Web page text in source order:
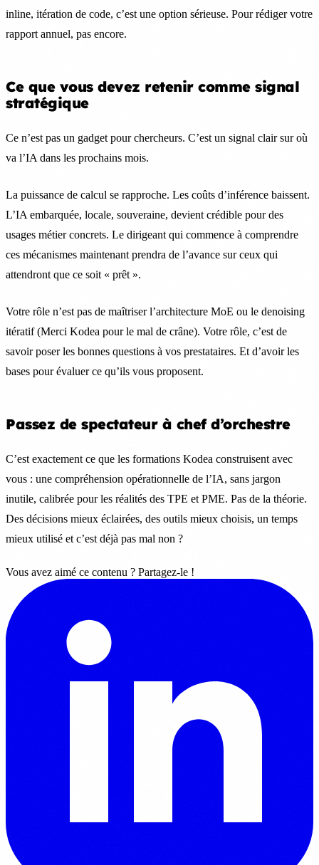
inline, itération de code, c’est une option sérieuse. Pour rédiger votre
rapport annuel, pas encore.
Ce que vous devez retenir comme signal
stratégique
Ce n’est pas un gadget pour chercheurs. C’est un signal clair sur où
va l’IA dans les prochains mois.
La puissance de calcul se rapproche. Les coûts d’inférence baissent.
L’IA embarquée, locale, souveraine, devient crédible pour des
usages métier concrets. Le dirigeant qui commence à comprendre
ces mécanismes maintenant prendra de l’avance sur ceux qui
attendront que ce soit « prêt ».
Votre rôle n’est pas de maîtriser l’architecture MoE ou le denoising
itératif (Merci Kodea pour le mal de crâne). Votre rôle, c’est de
savoir poser les bonnes questions à vos prestataires. Et d’avoir les
bases pour évaluer ce qu’ils vous proposent.
Passez de spectateur à chef d’orchestre
C’est exactement ce que les formations Kodea construisent avec
vous : une compréhension opérationnelle de l’IA, sans jargon
inutile, calibrée pour les réalités des TPE et PME. Pas de la théorie.
Des décisions mieux éclairées, des outils mieux choisis, un temps
mieux utilisé et c’est déjà pas mal non ?
Vous avez aimé ce contenu ? Partagez-le !